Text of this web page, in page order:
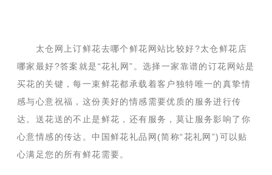
太仓网上订鲜花去哪个鲜花网站比较好?太仓鲜花店
哪家最好?答案就是“花礼网”。选择一家靠谱的订花网站是
买花的关键，每一束鲜花都承载着客户独特唯一的真挚情
感与心意祝福，这份美好的情感需要优质的服务进行传
达。送花送的不止是鲜花，还有服务，莫让服务影响了你
心意情感的传达。中国鲜花礼品网(简称“花礼网”)可以贴
心满足您的所有鲜花需要。